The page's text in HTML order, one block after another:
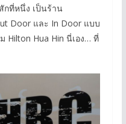
กที่หนึ่ง เป็นร้าน
Door และ In Door แบบ
Hilton Hua Hin นี่เอง… ที่